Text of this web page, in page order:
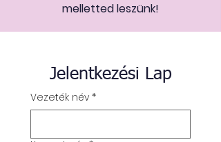
melletted leszünk!
Jelentkezési Lap
Vezeték név *